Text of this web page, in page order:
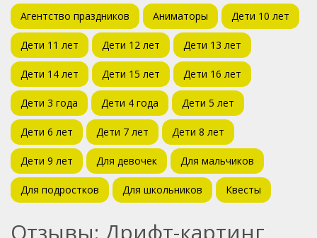
Агентство праздников Аниматоры Дети 10 лет
Дети 11 лет Дети 12 лет Дети 13 лет
Дети 14 лет Дети 15 лет Дети 16 лет
Дети 3 года Дети 4 года Дети 5 лет
Дети 6 лет Дети 7 лет Дети 8 лет
Дети 9 лет Для девочек Для мальчиков
Для подростков Для школьников Квесты
Отзывы: Дрифт-картинг